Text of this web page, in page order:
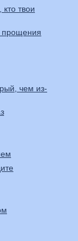
твои
прощения
чем из-